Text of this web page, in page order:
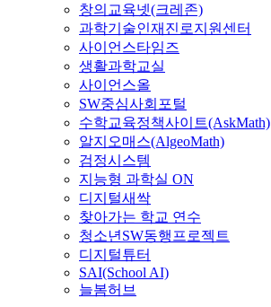
창의교육넷(크레존)
과학기술인재진로지원센터
사이언스타임즈
생활과학교실
사이언스올
SW중심사회포털
수학교육정책사이트(AskMath)
알지오매스(AlgeoMath)
검정시스템
지능형 과학실 ON
디지털새싹
찾아가는 학교 연수
청소년SW동행프로젝트
디지털튜터
SAI(School AI)
늘봄허브